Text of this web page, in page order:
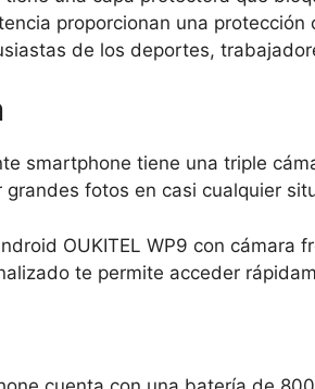
proporcionan una
de los deportes,
smartphone tiene una triple
grandes fotos en casi cualquier
OUKITEL WP9 con cámara
te permite acceder